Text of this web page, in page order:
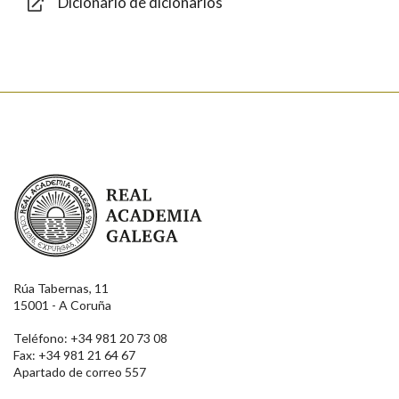
Real Academia Galega
Rúa Tabernas, 11
15001 - A Coruña
Teléfono: +34 981 20 73 08
Fax: +34 981 21 64 67
Apartado de correo 557